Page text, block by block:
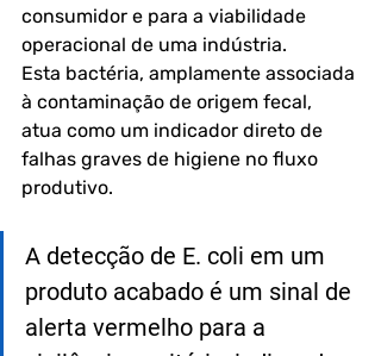
consumidor e para a viabilidade
operacional de uma indústria.
Esta bactéria, amplamente associada
à contaminação de origem fecal,
atua como um indicador direto de
falhas graves de higiene no fluxo
produtivo.
A detecção de E. coli em um
produto acabado é um sinal de
alerta vermelho para a